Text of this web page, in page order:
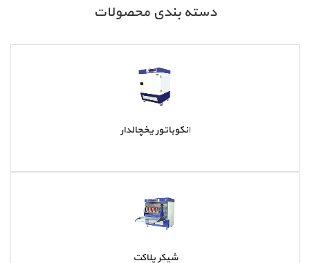
دسته بندی محصولات
انکوباتور یخچالدار
شیکر پلاکت